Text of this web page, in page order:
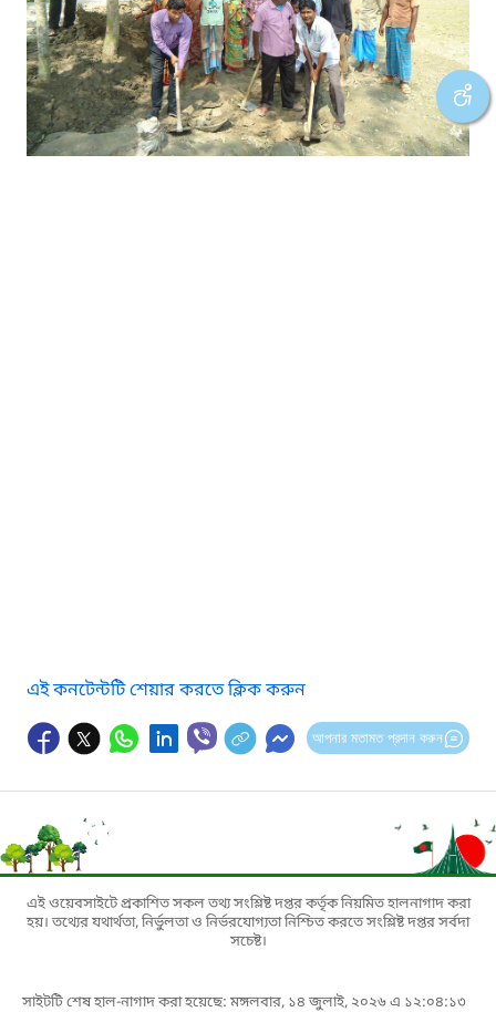
এই কনটেন্টটি শেয়ার করতে ক্লিক করুন
আপনার মতামত প্রদান করুন
এই ওয়েবসাইটে প্রকাশিত সকল তথ্য সংশ্লিষ্ট দপ্তর কর্তৃক নিয়মিত হালনাগাদ করা
হয়। তথ্যের যথার্থতা, নির্ভুলতা ও নির্ভরযোগ্যতা নিশ্চিত করতে সংশ্লিষ্ট দপ্তর সর্বদা
সচেষ্ট।
সাইটটি শেষ হাল-নাগাদ করা হয়েছে: মঙ্গলবার, ১৪ জুলাই, ২০২৬ এ ১২:০৪:১৩